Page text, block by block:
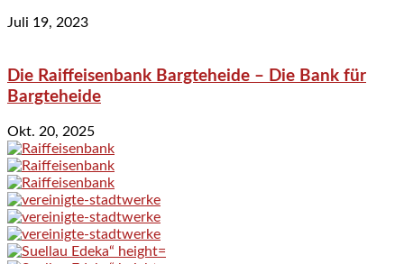
Juli 19, 2023
Die Raiffeisenbank Bargteheide – Die Bank für
Bargteheide
Okt. 20, 2025